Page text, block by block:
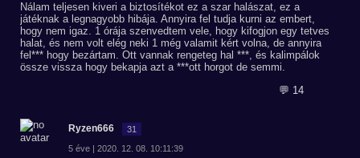
Nálam teljesen kiveri a biztosítékot ez a szar halászat, ez a
játéknak a legnagyobb hibája. Annyira fel tudja kurni az embert,
hogy nem igaz. 1 órája szenvedtem vele, hogy kifogjon egy tetves
halat, és nem volt elég neki 1 még valamit kért volna, de annyira
fel*** hogy bezártam. Ott vannak rengeteg hal ***, és kalimpálok
össze vissza hogy bekapja azt a ***ott horgot de semmi.
💬 14
Ryzen666 31
5 éve | 2020. 12. 08. 10:11:39